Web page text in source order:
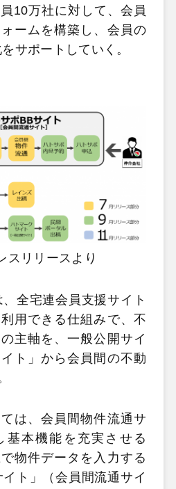
10万社に対して、会員
ームを構築し、会員の
サポートしていく。
スリリースより
、全宅連会員支援サイト
利用できる仕組みで、不
主軸を、一般公開サイ
ト」から会員間の不動
は、会員間物件流通サ
基本機能を充実させる
物件データを入力する
ト」（会員間流通サイ